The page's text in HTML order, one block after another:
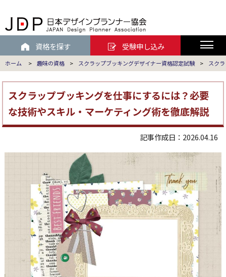
資格を探す 受験申し込み
ホーム > 趣味の資格 > スクラップブッキングデザイナー資格認定試験 > スク
スクラップブッキングを仕事にするには？必要
な技術やスキル・マーケティング術を徹底解説
記事作成日：2026.04.16